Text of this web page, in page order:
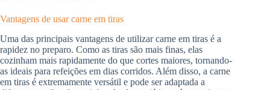
Vantagens de usar carne em tiras
Uma das principais vantagens de utilizar carne em tiras é a
rapidez no preparo. Como as tiras são mais finas, elas
cozinham mais rapidamente do que cortes maiores, tornando-
as ideais para refeições em dias corridos. Além disso, a carne
em tiras é extremamente versátil e pode ser adaptada a